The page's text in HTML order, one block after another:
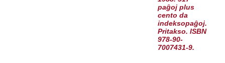
paĝoj plus
cento da
indeksopaĝoj.
Pritakso. ISBN
978-90-
7007431-9.